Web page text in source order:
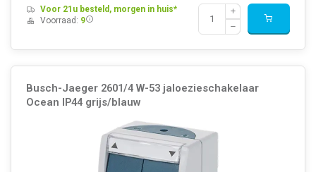
Voor 21u besteld, morgen in huis*
Voorraad: 9
Busch-Jaeger 2601/4 W-53 jaloezieschakelaar
Ocean IP44 grijs/blauw